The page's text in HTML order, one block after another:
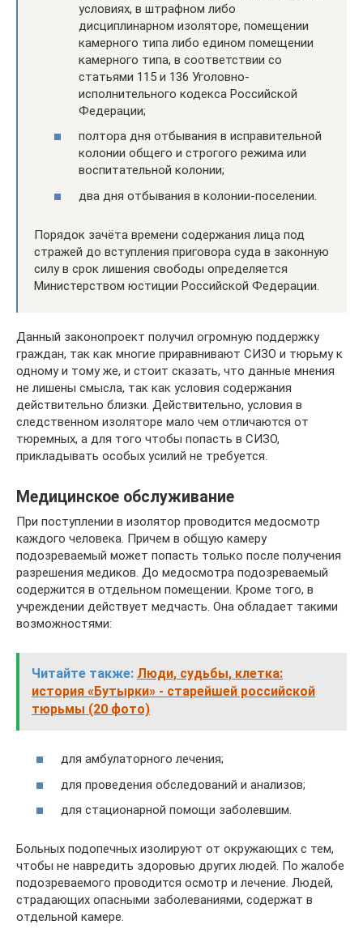
условиях, в штрафном либо
дисциплинарном изоляторе, помещении
камерного типа либо едином помещении
камерного типа, в соответствии со
статьями 115 и 136 Уголовно-
исполнительного кодекса Российской
Федерации;
полтора дня отбывания в исправительной
колонии общего и строгого режима или
воспитательной колонии;
два дня отбывания в колонии-поселении.
Порядок зачёта времени содержания лица под
стражей до вступления приговора суда в законную
силу в срок лишения свободы определяется
Министерством юстиции Российской Федерации.
Данный законопроект получил огромную поддержку
граждан, так как многие приравнивают СИЗО и тюрьму к
одному и тому же, и стоит сказать, что данные мнения
не лишены смысла, так как условия содержания
действительно близки. Действительно, условия в
следственном изоляторе мало чем отличаются от
тюремных, а для того чтобы попасть в СИЗО,
прикладывать особых усилий не требуется.
Медицинское обслуживание
При поступлении в изолятор проводится медосмотр
каждого человека. Причем в общую камеру
подозреваемый может попасть только после получения
разрешения медиков. До медосмотра подозреваемый
содержится в отдельном помещении. Кроме того, в
учреждении действует медчасть. Она обладает такими
возможностями:
Читайте также: Люди, судьбы, клетка:
история «Бутырки» - старейшей российской
тюрьмы (20 фото)
для амбулаторного лечения;
для проведения обследований и анализов;
для стационарной помощи заболевшим.
Больных подопечных изолируют от окружающих с тем,
чтобы не навредить здоровью других людей. По жалобе
подозреваемого проводится осмотр и лечение. Людей,
страдающих опасными заболеваниями, содержат в
отдельной камере.